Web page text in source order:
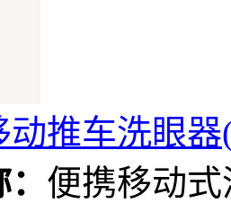
动推车洗眼
便携移动